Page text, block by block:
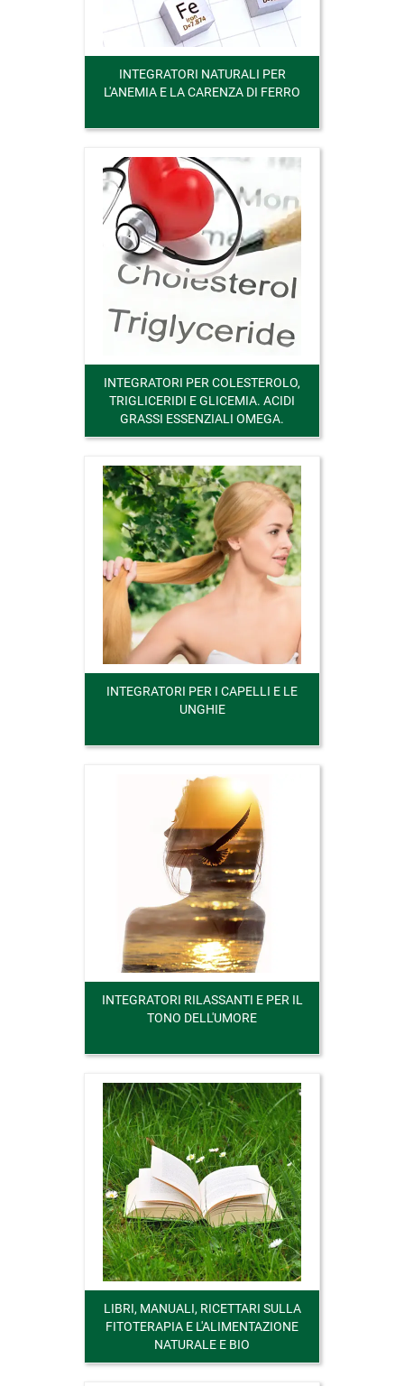
INTEGRATORI NATURALI PER
L'ANEMIA E LA CARENZA DI FERRO
INTEGRATORI PER COLESTEROLO,
TRIGLICERIDI E GLICEMIA. ACIDI
GRASSI ESSENZIALI OMEGA.
INTEGRATORI PER I CAPELLI E LE
UNGHIE
INTEGRATORI RILASSANTI E PER IL
TONO DELL'UMORE
LIBRI, MANUALI, RICETTARI SULLA
FITOTERAPIA E L'ALIMENTAZIONE
NATURALE E BIO